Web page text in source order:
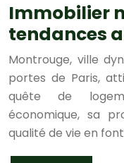
Immobilier
tendances
Montrouge, ville
portes de Paris,
quête de
économique, sa
qualité de vie en